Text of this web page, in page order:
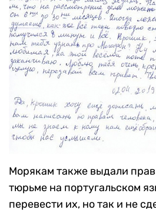
Морякам также выдали
тюрьме на португальском
перевести их, но так и не